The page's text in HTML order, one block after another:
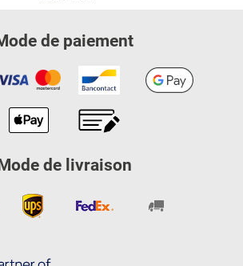
de paiement
de livraison